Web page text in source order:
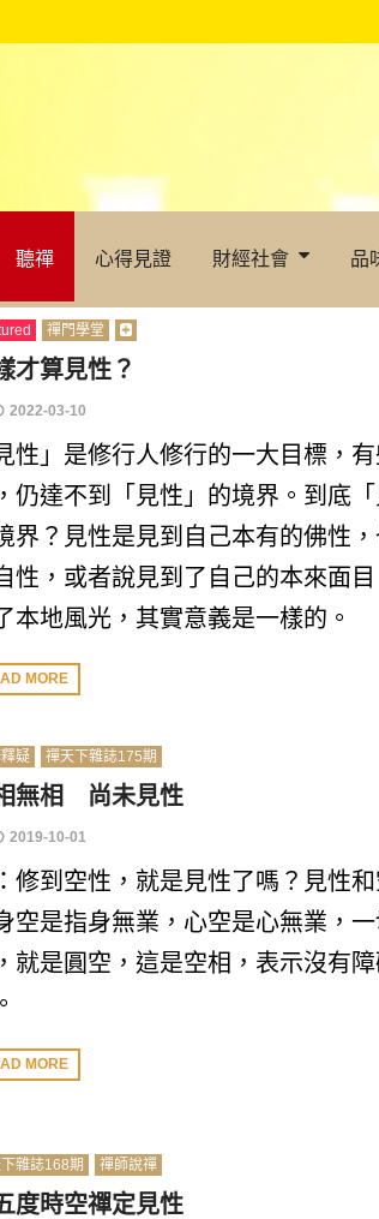
聽禪 心得見證 財經社會 品
禪門學堂
才算見性？
2022-03-10
性」是修行人修行的一大目標，
仍達不到「見性」的境界。到底
界？見性是見到自己本有的佛性
性，或者說見到了自己的本來面
本地風光，其實意義是一樣的。
MORE
疑 禪天下雜誌175期
無相 尚未見性
2019-10-01
修到空性，就是見性了嗎？見性
空是指身無業，心空是心無業，
就是圓空，這是空相，表示沒有
MORE
雜誌168期 禪師說禪
度時空禪定見性